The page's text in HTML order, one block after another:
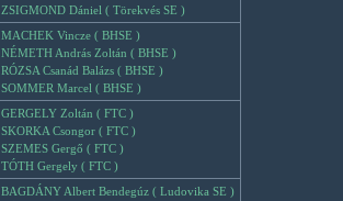
ZSIGMOND Dániel ( Törekvés SE )
MACHEK Vincze ( BHSE )
NÉMETH András Zoltán ( BHSE )
RÓZSA Csanád Balázs ( BHSE )
SOMMER Marcel ( BHSE )
GERGELY Zoltán ( FTC )
SKORKA Csongor ( FTC )
SZEMES Gergő ( FTC )
TÓTH Gergely ( FTC )
BAGDÁNY Albert Bendegúz ( Ludovika SE )